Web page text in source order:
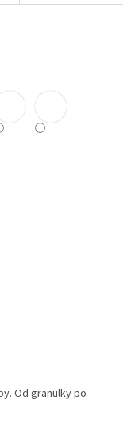
Od granulky po